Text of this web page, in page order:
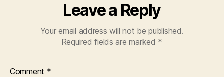
Leave a Reply
Your email address will not be published.
Required fields are marked *
Comment *